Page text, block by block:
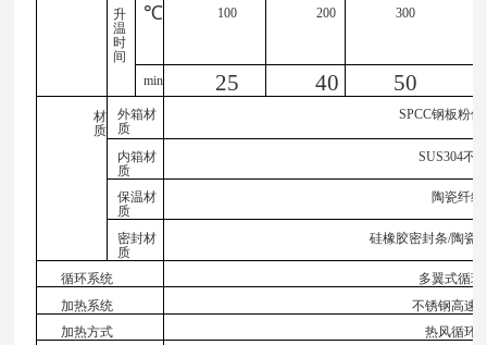
升
温
时
间
℃ 100 200 300
min 25 40 50
材
质
外箱材
质
SPCC钢板粉
内箱材
质
SUS304不
保温材
质
陶瓷纤维
密封材
质
硅橡胶密封条/陶瓷
循环系统
多翼式循环
加热系统
不锈钢高速
加热方式
热风循环